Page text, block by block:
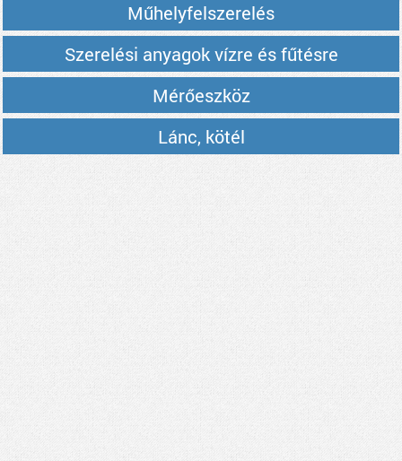
Műhelyfelszerelés
Szerelési anyagok vízre és fűtésre
Mérőeszköz
Lánc, kötél